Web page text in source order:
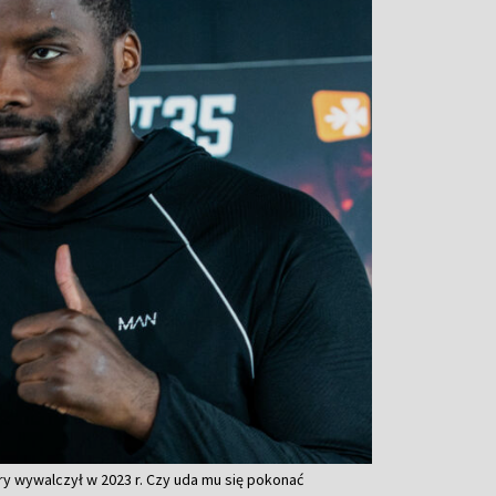
w 2023 r. Czy uda mu się pokonać